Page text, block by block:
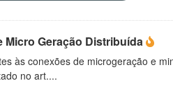
Micro Geração Distribuída
às conexões de microgeração e
no art....